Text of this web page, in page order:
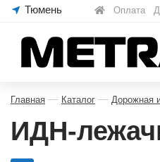
Оплата
Главная — Каталог — Дорожная
ИДН-